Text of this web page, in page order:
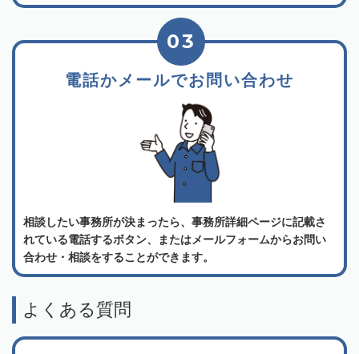
電話かメールでお問い合わせ
03
相談したい事務所が決まったら、事務所詳細ページに記載さ
れている電話するボタン、またはメールフォームからお問い
合わせ・相談をすることができます。
よくある質問